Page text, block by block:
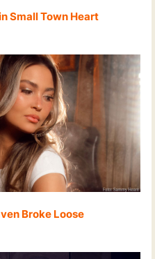
Small Town Heart
Broke Loose